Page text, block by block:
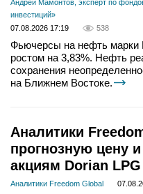
Андрей Мамонтов, эксперт по
инвестиций»
07.08.2026 17:19
538
Фьючерсы на нефть марки
ростом на 3,83%. Нефть
сохранения
на Ближнем Востоке.
Аналитики
прогнозную цену
акциям Dorian LPG
Аналитики Freedom Global